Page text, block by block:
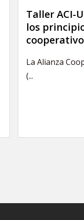
Taller ACI-
los
La Alianza
(...